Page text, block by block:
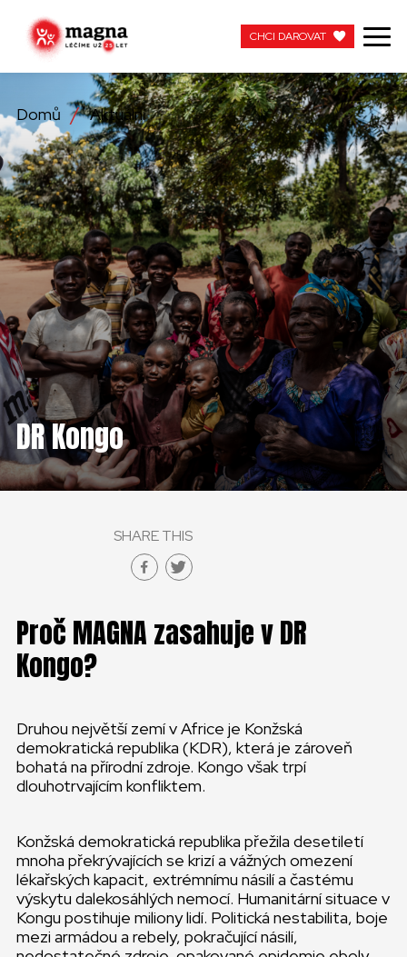
CHCI DAROVAT
NAŠE PRÁCE
O NÁS
AKTUÁLNÍ
ZAPOJTE SE
PRACUJTE S NÁMI
KONTAKTUJTE NÁS
ČESKÁ REPUBLIKA
GLOBAL
ČESKÁ REPUBLIKA
CHCI DAROVAT
Domů Aktuální
DR Kongo
SHARE THIS
Proč MAGNA zasahuje v DR
Kongo?
Druhou největší zemí v Africe je Konžská
demokratická republika (KDR), která je zároveň
bohatá na přírodní zdroje. Kongo však trpí
dlouhotrvajícím konfliktem.
Konžská demokratická republika přežila desetiletí
mnoha překrývajících se krizí a vážných omezení
lékařských kapacit, extrémnímu násilí a častému
výskytu dalekosáhlých nemocí. Humanitární situace v
Kongu postihuje miliony lidí. Politická nestabilita, boje
mezi armádou a rebely, pokračující násilí,